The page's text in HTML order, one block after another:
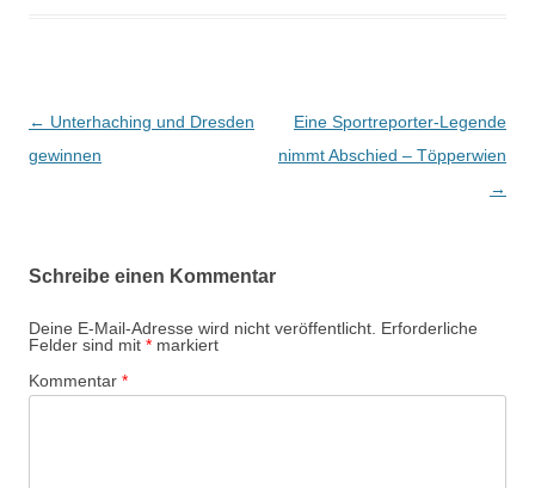
Beitrags-
Navigation
← Unterhaching und Dresden
gewinnen
Eine Sportreporter-Legende
nimmt Abschied – Töpperwien
→
Schreibe einen Kommentar
Deine E-Mail-Adresse wird nicht veröffentlicht. Erforderliche
Felder sind mit * markiert
Kommentar *